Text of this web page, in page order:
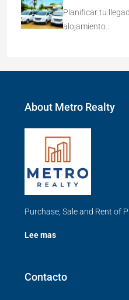
Planificar tu
alojamiento…
About Metro Realty
Purchase, Sale and Rent of
Lee mas
Contacto